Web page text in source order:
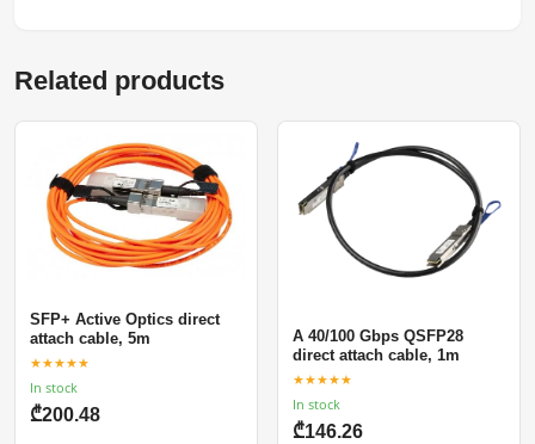
Related products
SFP+ Active Optics direct
attach cable, 5m
★★★★★
In stock
₾200.48
A 40/100 Gbps QSFP28
direct attach cable, 1m
★★★★★
In stock
₾146.26